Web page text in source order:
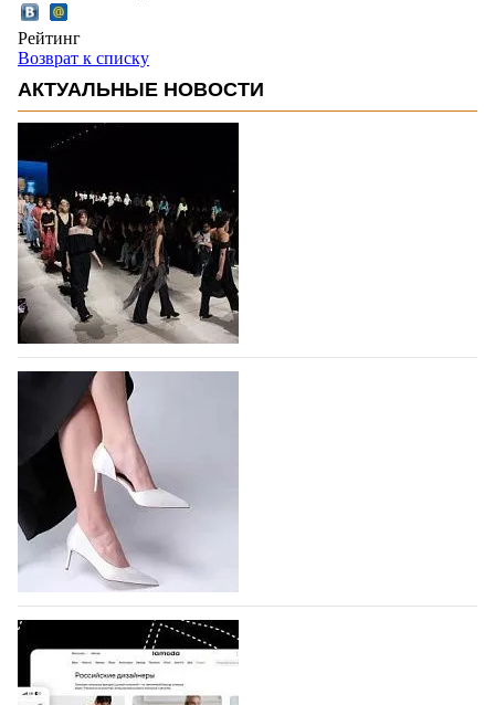
Рейтинг
Возврат к списку
АКТУАЛЬНЫЕ НОВОСТИ
На участие в Московской неделе моды
подано 1047 заявок
На участие в седьмой Московской неделе моды,
которая пройдет в российской столице с 26 сентября
по 1 октября, уже подано 1047 заявок. Примерно
половину из них (494) прислали дизайнеры,
коллекции которых не были представлены в…
07.08.2026 777
BALLINA представит свои новинки на Euro
Shoes